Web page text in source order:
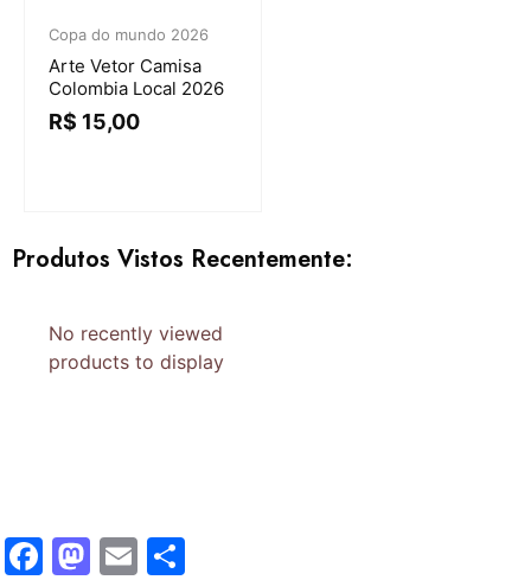
Copa do mundo 2026
Arte Vetor Camisa
Colombia Local 2026
R$ 15,00
Produtos Vistos Recentemente:
No recently viewed
products to display
Facebook
Mastodon
Email